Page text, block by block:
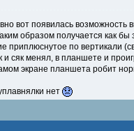
вот появилась возможность
образом получается как
приплюснутое по вертикали
и сяк менял, в планшете и
экране планшета робит
нет